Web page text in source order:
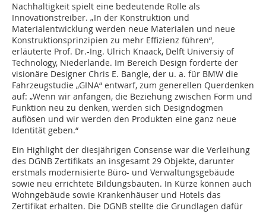
Nachhaltigkeit spielt eine bedeutende Rolle als
Innovationstreiber. „In der Konstruktion und
Materialentwicklung werden neue Materialen und neue
Konstruktionsprinzipien zu mehr Effizienz führen“,
erläuterte Prof. Dr.-Ing. Ulrich Knaack, Delft Universiy of
Technology, Niederlande. Im Bereich Design forderte der
visionäre Designer Chris E. Bangle, der u. a. für BMW die
Fahrzeugstudie „GINA“ entwarf, zum generellen Querdenken
auf: „Wenn wir anfangen, die Beziehung zwischen Form und
Funktion neu zu denken, werden sich Designdogmen
auflösen und wir werden den Produkten eine ganz neue
Identität geben.“
Ein Highlight der diesjährigen Consense war die Verleihung
des DGNB Zertifikats an insgesamt 29 Objekte, darunter
erstmals modernisierte Büro- und Verwaltungsgebäude
sowie neu errichtete Bildungsbauten. In Kürze können auch
Wohngebäude sowie Krankenhäuser und Hotels das
Zertifikat erhalten. Die DGNB stellte die Grundlagen dafür